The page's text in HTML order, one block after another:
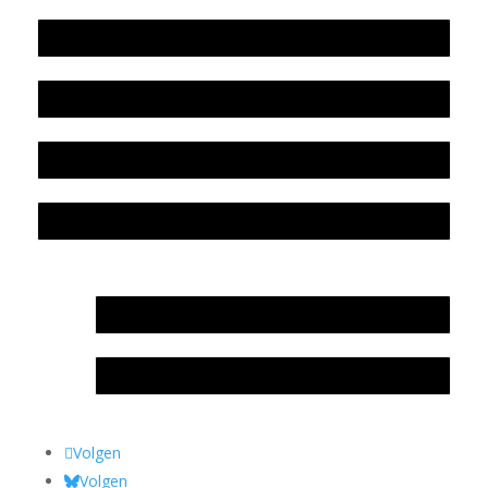
Volgen
Volgen